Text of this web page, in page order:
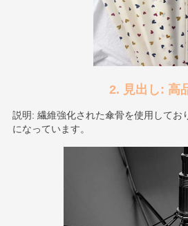
2. 見出し: 高
説明: 繊維強化された傘骨を使用して
になっています。